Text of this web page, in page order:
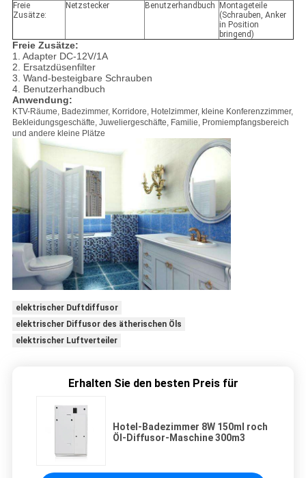
Freie
Zusätze:
Netzstecker Benutzerhandbuch
Montageteile
(Schrauben, Anker
in Position
bringend)
Freie Zusätze:
1. Adapter DC-12V/1A
2. Ersatzdüsenfilter
3. Wand-besteigbare Schrauben
4. Benutzerhandbuch
Anwendung:
KTV-Räume, Badezimmer, Korridore, Hotelzimmer, kleine Konferenzzimmer,
Bekleidungsgeschäfte, Juweliergeschäfte, Familie, Promiempfangsbereich
und andere kleine Plätze
elektrischer Duftdiffusor
elektrischer Diffusor des ätherischen Öls
elektrischer Luftverteiler
Erhalten Sie den besten Preis für
Hotel-Badezimmer 8W 150ml roch
Öl-Diffusor-Maschine 300m3